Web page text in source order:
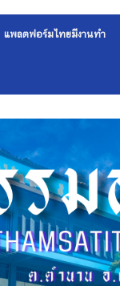
แพลตฟอร์มไทยมีงานทำ